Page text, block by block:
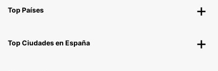
Top Países
Top Ciudades en España